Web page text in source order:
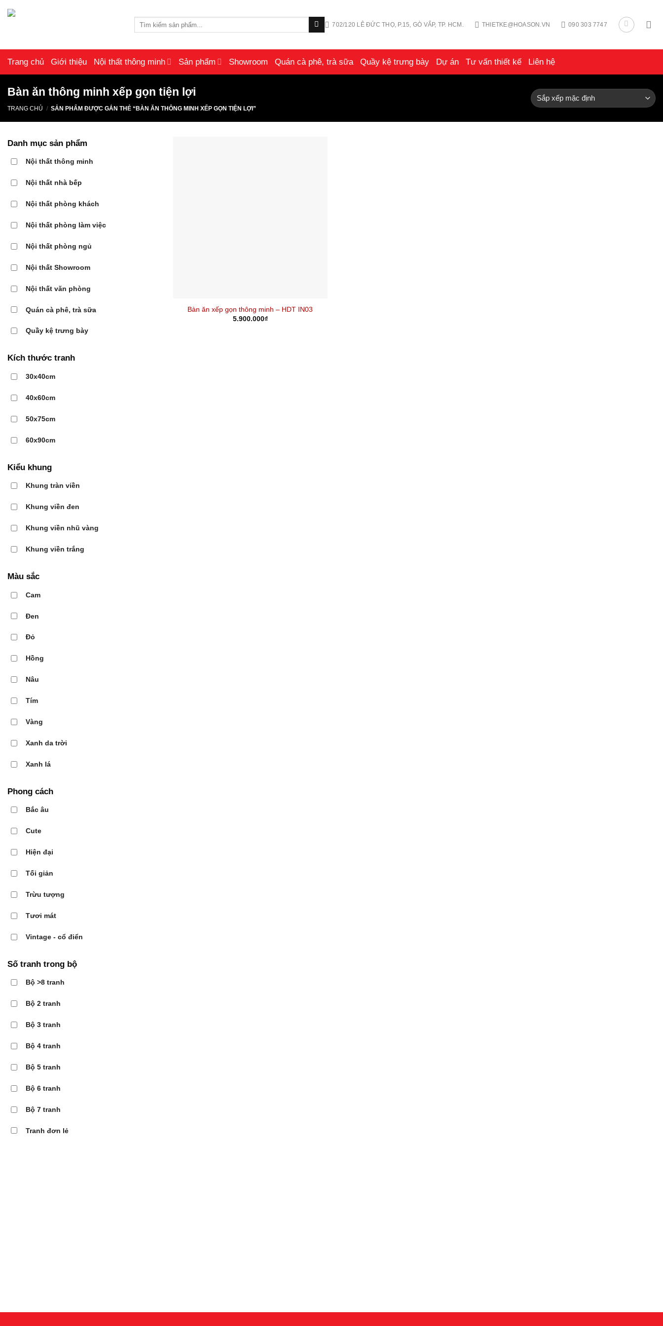
Tìm
702/120 LÊ ĐỨC THỌ, P.15, GÒ VẤP, TP. HCM. THIETKE@HOASON.VN 090 303 7747
Trang chủ Giới thiệu Nội thất thông minh Sản phẩm Showroom Quán cà phê, trà sữa Quầy kệ trưng bày Dự án Tư vấn thiết kế Liên hệ
Bàn ăn thông minh xếp gọn tiện lợi
TRANG CHỦ / SẢN PHẨM ĐƯỢC GẮN THẺ “BÀN ĂN THÔNG MINH XẾP GỌN TIỆN LỢI”
Danh mục sản phẩm
Nội thất thông minh
Nội thất nhà bếp
Nội thất phòng khách
Nội thất phòng làm việc
Nội thất phòng ngủ
Nội thất Showroom
Nội thất văn phòng
Quán cà phê, trà sữa
Quầy kệ trưng bày
Kích thước tranh
30x40cm
40x60cm
50x75cm
60x90cm
Kiểu khung
Khung tràn viền
Khung viền đen
Khung viền nhũ vàng
Khung viền trắng
Màu sắc
Cam
Đen
Đỏ
Hồng
Nâu
Tím
Vàng
Xanh da trời
Xanh lá
Phong cách
Bắc âu
Cute
Hiện đại
Tối giản
Trừu tượng
Tươi mát
Vintage - cổ điển
Số tranh trong bộ
Bộ >8 tranh
Bộ 2 tranh
Bộ 3 tranh
Bộ 4 tranh
Bộ 5 tranh
Bộ 6 tranh
Bộ 7 tranh
Tranh đơn lẻ
Bàn ăn xếp gọn thông minh – HDT IN03
5.900.000₫